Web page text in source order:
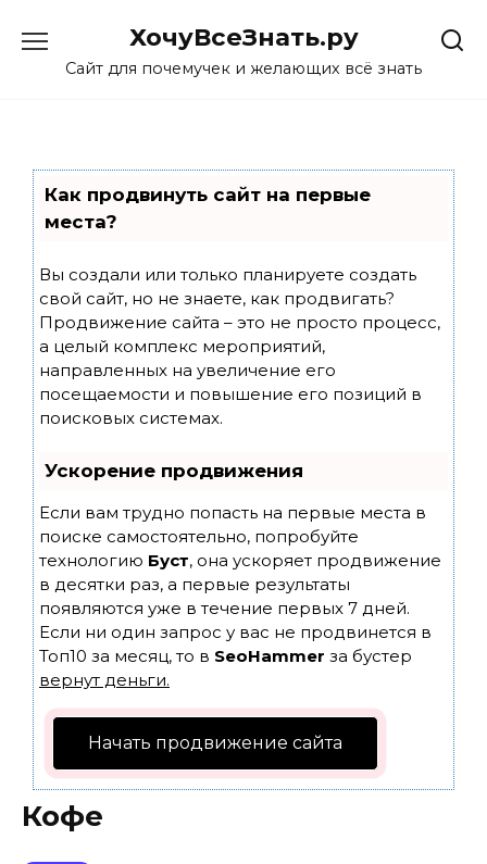
content
ХочуВсеЗнать.ру
Сайт для почемучек и желающих всё знать
Как продвинуть сайт на первые
места?
Вы создали или только планируете создать
свой сайт, но не знаете, как продвигать?
Продвижение сайта – это не просто процесс,
а целый комплекс мероприятий,
направленных на увеличение его
посещаемости и повышение его позиций в
поисковых системах.
Ускорение продвижения
Если вам трудно попасть на первые места в
поиске самостоятельно, попробуйте
технологию Буст, она ускоряет продвижение
в десятки раз, а первые результаты
появляются уже в течение первых 7 дней.
Если ни один запрос у вас не продвинется в
Топ10 за месяц, то в SeoHammer за бустер
вернут деньги.
Начать продвижение сайта
Кофе